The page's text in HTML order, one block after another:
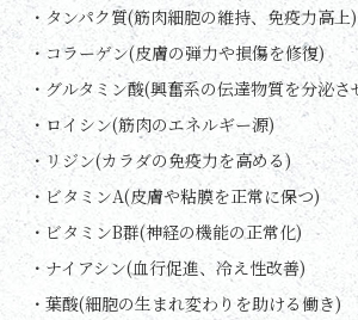
・タンパク質(筋肉細胞の維持、免疫力高上)
・コラーゲン(皮膚の弾力や損傷を修復)
・グルタミン酸(興奮系の伝達物質を分泌さ
・ロイシン(筋肉のエネルギー源)
・リジン(カラダの免疫力を高める)
・ビタミンA(皮膚や粘膜を正常に保つ)
・ビタミンB群(神経の機能の正常化)
・ナイアシン(血行促進、冷え性改善)
・葉酸(細胞の生まれ変わりを助ける働き)